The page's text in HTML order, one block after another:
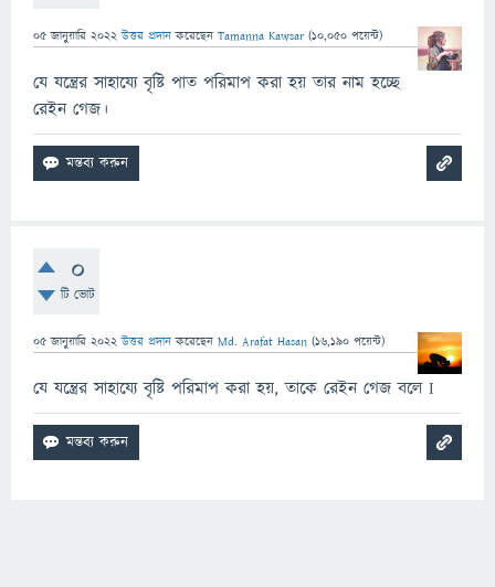
05 জানুয়ারি 2022 উত্তর প্রদান করেছেন Tamanna Kawsar (10,050 পয়েন্ট)
যে যন্ত্রের সাহায্যে বৃষ্টি পাত পরিমাপ করা হয় তার নাম হচ্ছে
রেইন গেজ।
0
টি ভোট
05 জানুয়ারি 2022 উত্তর প্রদান করেছেন Md. Arafat Hasan (16,190 পয়েন্ট)
যে যন্ত্রের সাহায্যে বৃষ্টি পরিমাপ করা হয়, তাকে রেইন গেজ বলে I